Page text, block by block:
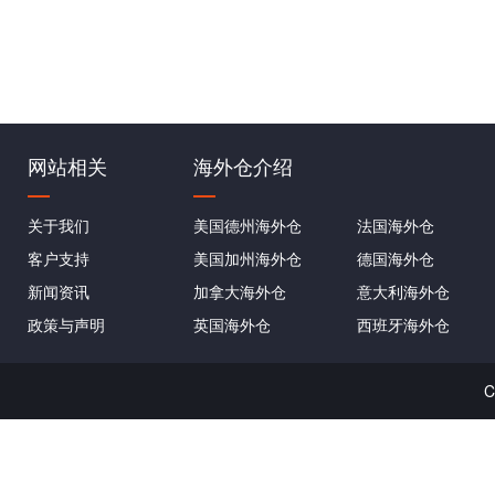
网站相关
关于我们
客户支持
新闻资讯
政策与声明
海外仓介绍
美国德州海外仓
美国加州海外仓
加拿大海外仓
英国海外仓
法国海外仓
德国海外仓
意大利海外仓
西班牙海外仓